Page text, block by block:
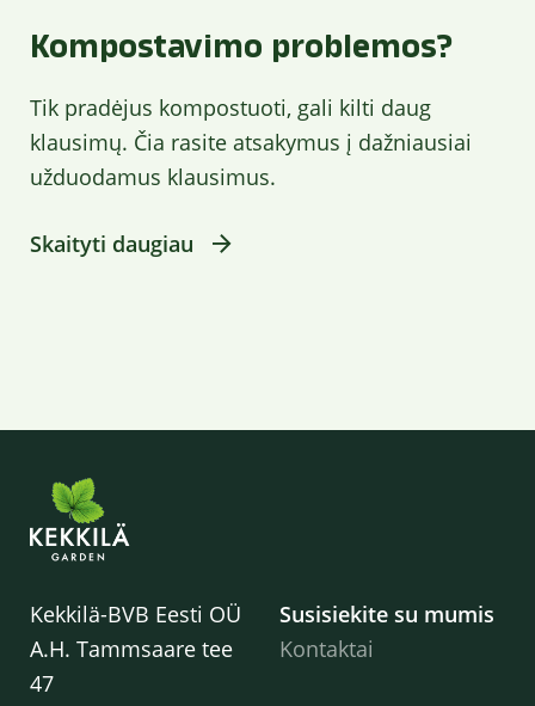
Kompostavimo problemos?
Tik pradėjus kompostuoti, gali kilti daug
klausimų. Čia rasite atsakymus į dažniausiai
užduodamus klausimus.
Skaityti daugiau
Kekkilä-BVB Eesti OÜ
A.H. Tammsaare tee
47
Susisiekite su mumis
Kontaktai